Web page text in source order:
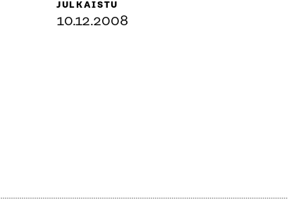
JULKAISTU
10.12.2008